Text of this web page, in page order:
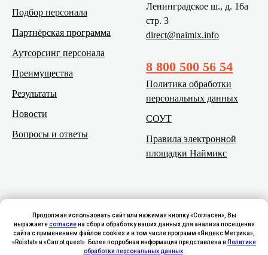
Подбор персонала
Партнёрская программа
Аутсорсинг персонала
Преимущества
Результаты
Новости
Вопросы и ответы
Ленинградское ш., д. 16а
стр. 3
direct@naimix.info
8 800 500 56 54
Политика обработки
персональных данных
СОУТ
Правила электронной
площадки Наймикс
Продолжая использовать сайт или нажимая кнопку «Согласен», Вы
выражаетесогласиена сбор и обработку ваших данных для анализа посещения
сайта с применением файлов cookies и в том числе программ «Яндекс Метрика»,
«Roistat» и «Carrot quest». Более подробная информация представлена в Политике
обработки персональных данных.